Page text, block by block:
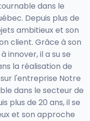
dans le
Depuis plus de
ambitieux et son
client. Grâce à son
innover, il a su se
la réalisation de
l'entreprise Notre
dans le secteur de
plus de 20 ans, il se
et son approche